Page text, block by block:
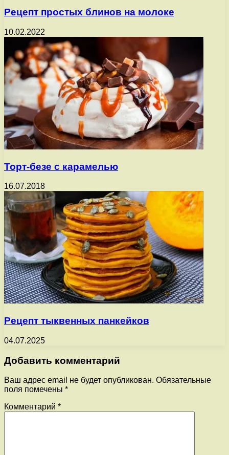
Рецепт простых блинов на молоке
10.02.2022
Торт-безе с карамелью
16.07.2018
Рецепт тыквенных панкейков
04.07.2025
Добавить комментарий
Ваш адрес email не будет опубликован. Обязательные
поля помечены *
Комментарий *